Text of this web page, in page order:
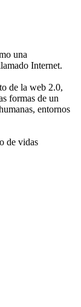
una
Internet.
de la web 2.0,
formas de un
entornos
de vidas